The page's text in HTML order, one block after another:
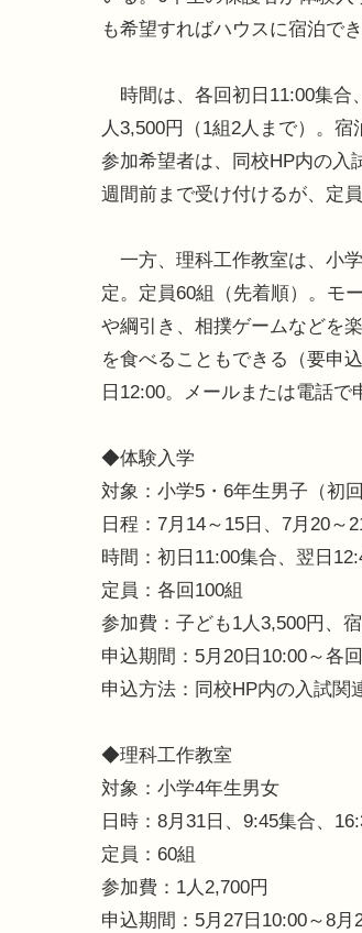
も希望すればハウスに宿泊で
時間は、各回初日11:00集合
人3,500円（1組2人まで）。
参加希望者は、同校HP内の入
週間前まで受け付けるが、定
一方、理科工作教室は、小
定。定員60組（先着順）。モ
や綱引き、相撲ゲームなどを
を食べることもできる（要申
日12:00。メールまたは電話で
◆体験入学
対象：小学5・6年生男子（初
日程：7月14～15日、7月20～
時間：初日11:00集合、翌日
定員：各回100組
参加費：子ども1人3,500円、
申込期間：5月20日10:00～各
申込方法：同校HP内の入試関
◆理科工作教室
対象：小学4年生男女
日時：8月31日、9:45集合、
定員：60組
参加費：1人2,700円
申込期間：5月27日10:00～8月